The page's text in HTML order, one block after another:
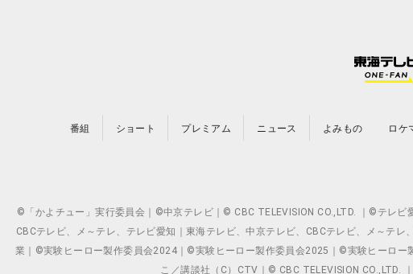
番組 ショート プレミアム ニュース よみもの ロケ
©「かよチュー」実行委員会｜©中京テレビ｜© CBC TELEVISION CO.,LTD. ｜©テレ
CBCテレビ、メ～テレ、テレビ愛知｜東海テレビ、中京テレビ、CBCテレビ、メ～テ
業｜©実験ヒーロー製作委員会2024｜©実験ヒーロー製作委員会2025｜©実験ヒーロー
こ／講談社（C）CTV｜© CBC TELEVISION CO.,LTD.